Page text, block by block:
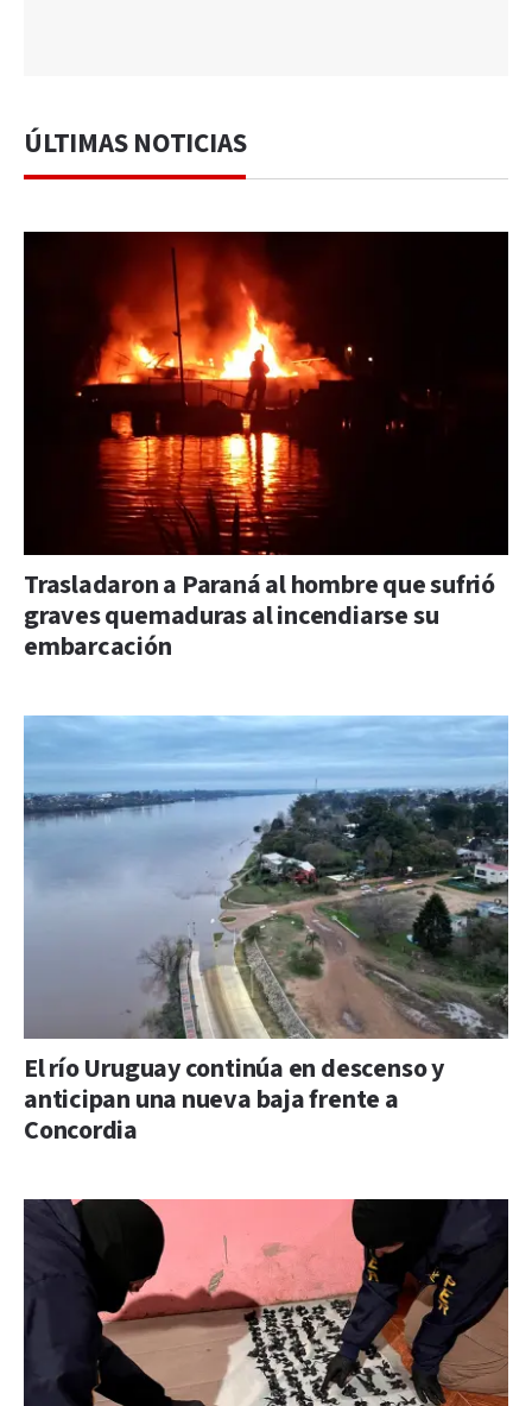
ÚLTIMAS NOTICIAS
Trasladaron a Paraná al hombre que sufrió
graves quemaduras al incendiarse su
embarcación
El río Uruguay continúa en descenso y
anticipan una nueva baja frente a
Concordia